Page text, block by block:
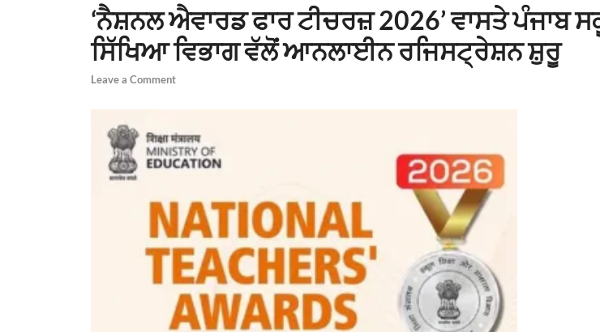
‘ਨੈਸ਼ਨਲ ਐਵਾਰਡ ਫਾਰ ਟੀਚਰਜ਼ 2026’ ਵਾਸਤੇ ਪੰਜਾਬ
ਸਿੱਖਿਆ ਵਿਭਾਗ ਵੱਲੋਂ ਆਨਲਾਈਨ ਰਜਿਸਟ੍ਰੇਸ਼ਨ ਸ਼ੁਰੂ
Leave a Comment